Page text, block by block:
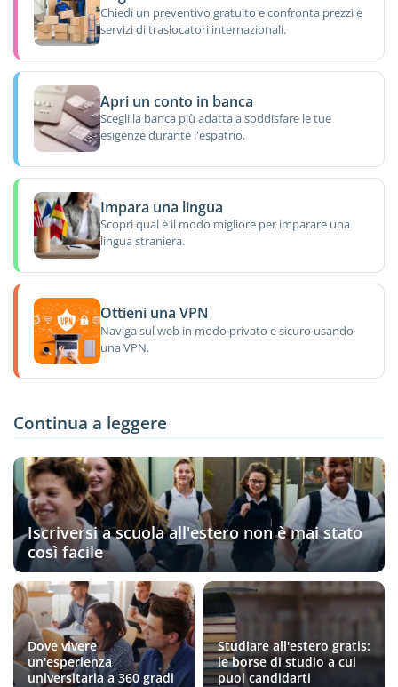
Chiedi un preventivo gratuito e confronta prezzi e
servizi di traslocatori internazionali.
Apri un conto in banca
Scegli la banca più adatta a soddisfare le tue
esigenze durante l'espatrio.
Impara una lingua
Scopri qual è il modo migliore per imparare una
lingua straniera.
Ottieni una VPN
Naviga sul web in modo privato e sicuro usando
una VPN.
Continua a leggere
Iscriversi a scuola all'estero non è mai stato
così facile
Dove vivere
un'esperienza
universitaria a 360 gradi
Studiare all'estero gratis:
le borse di studio a cui
puoi candidarti